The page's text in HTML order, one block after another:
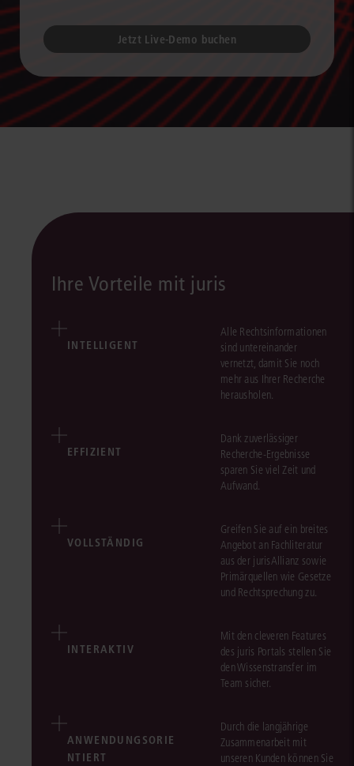
Jetzt Live-Demo buchen
Ihre Vorteile mit juris
INTELLIGENT
Alle Rechtsinformationen
sind untereinander
vernetzt, damit Sie noch
mehr aus Ihrer Recherche
herausholen.
EFFIZIENT
Dank zuverlässiger
Recherche-Ergebnisse
sparen Sie viel Zeit und
Aufwand.
VOLLSTÄNDIG
Greifen Sie auf ein breites
Angebot an Fachliteratur
aus der jurisAllianz sowie
Primärquellen wie Gesetze
und Rechtsprechung zu.
INTERAKTIV
Mit den cleveren Features
des juris Portals stellen Sie
den Wissenstransfer im
Team sicher.
ANWENDUNGSORIE
NTIERT
Durch die langjährige
Zusammenarbeit mit
unseren Kunden können Sie